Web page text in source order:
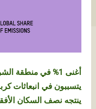
أغنى 1% في منطقة
يتسببون في انبعاثات
ينتجه نصف السكان